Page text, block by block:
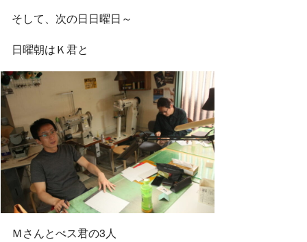
そして、次の日日曜日～
日曜朝はＫ君と
Ｍさんとぺス君の3人